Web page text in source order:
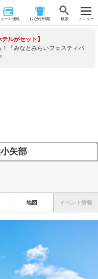
ース･連載 おでかけ情報 検 索 メニュー
ルがセット】
「みなとみらいフェスティバ
矢部
地図 イベント情報